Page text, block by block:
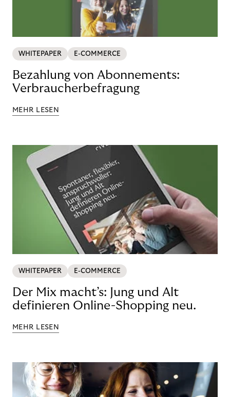
WHITEPAPER E-COMMERCE
Bezahlung von Abonnements:
Verbraucherbefragung
MEHR LESEN
WHITEPAPER E-COMMERCE
Der Mix macht’s: Jung und Alt
definieren Online-Shopping neu.
MEHR LESEN